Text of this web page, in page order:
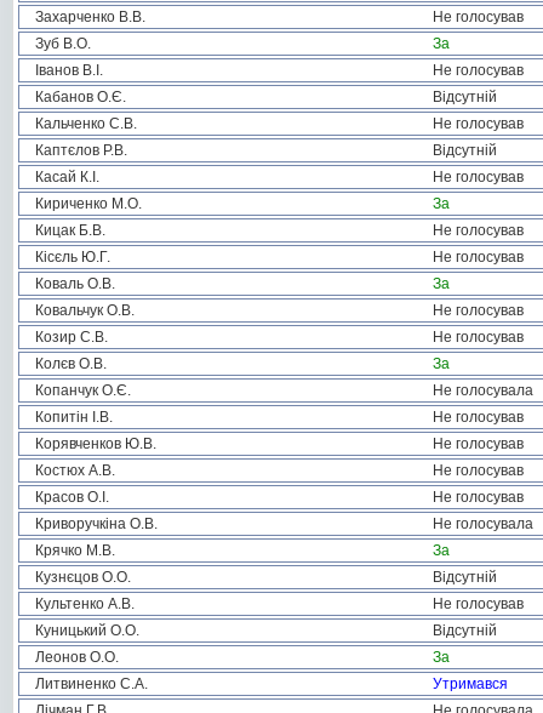
Захарченко В.В.
Не голосував
Зуб В.О.
За
Іванов В.І.
Не голосував
Кабанов О.Є.
Відсутній
Кальченко С.В.
Не голосував
Каптєлов Р.В.
Відсутній
Касай К.І.
Не голосував
Кириченко М.О.
За
Кицак Б.В.
Не голосував
Кісєль Ю.Г.
Не голосував
Коваль О.В.
За
Ковальчук О.В.
Не голосував
Козир С.В.
Не голосував
Колєв О.В.
За
Копанчук О.Є.
Не голосувала
Копитін І.В.
Не голосував
Корявченков Ю.В.
Не голосував
Костюх А.В.
Не голосував
Красов О.І.
Не голосував
Криворучкіна О.В.
Не голосувала
Крячко М.В.
За
Кузнєцов О.О.
Відсутній
Культенко А.В.
Не голосував
Куницький О.О.
Відсутній
Леонов О.О.
За
Литвиненко С.А.
Утримався